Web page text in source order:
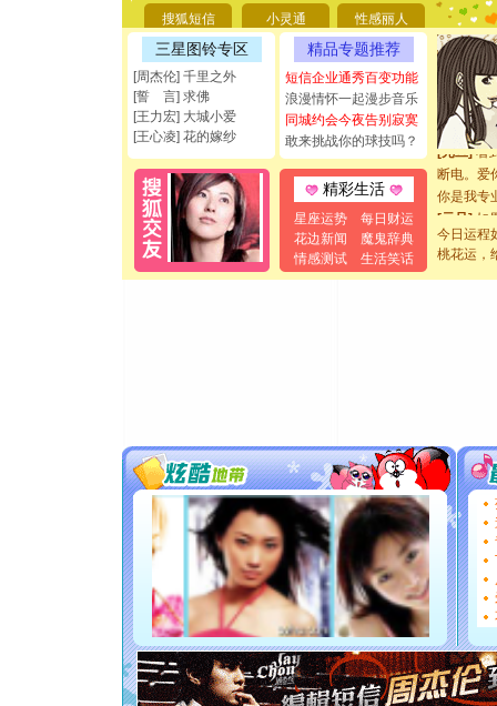
搜狐短信 小灵通 性感丽人
三星图铃专区
[周杰伦] 千里之外
[誓 言] 求佛
[王力宏] 大城小爱
[王心凌] 花的嫁纱
精品专题推荐
短信企业通秀百变功能
浪漫情怀一起漫步音乐
同城约会今夜告别寂寞
敢来挑战你的球技吗？
精彩生活
星座运势
每日财运
花边新闻
魔鬼辞典
情感测试
生活笑话
要平安！
[圣诞节]
能正大光
都要快乐
[圣诞节]
如意,快
[元旦]看
断电。爱
你是我专
[元旦]
如
起；二是
离。水晶
送你一棵
[圣诞节]
你太多
要平安
[圣诞节]
能正大
都要快乐
[圣诞节]
如意,快
[元旦]看
断电。爱
你是我专
今日运程
桃花运，